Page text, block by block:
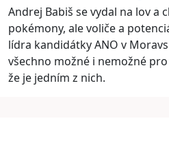
Andrej Babiš se vydal na lov a
pokémony, ale voliče a
lídra kandidátky ANO v
všechno možné i nemožné
že je jedním z nich.